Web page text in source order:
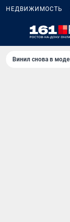
НЕДВИЖИМОСТЬ
Винил снова в моде